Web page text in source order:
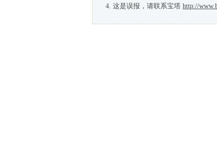
这是误报，请联系宝塔 http://